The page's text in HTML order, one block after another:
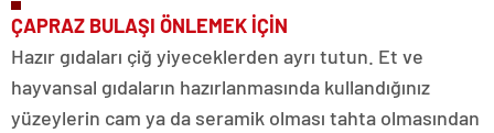
ÇAPRAZ BULAŞI ÖNLEMEK İÇİN
Hazır gıdaları çiğ yiyeceklerden ayrı tutun. Et ve
hayvansal gıdaların hazırlanmasında kullandığınız
yüzeylerin cam ya da seramik olması tahta olmasından